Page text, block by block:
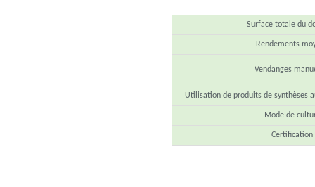
Surface totale du
Rendements
Vendanges
Utilisation de produits de synthèses
Mode de
Certification